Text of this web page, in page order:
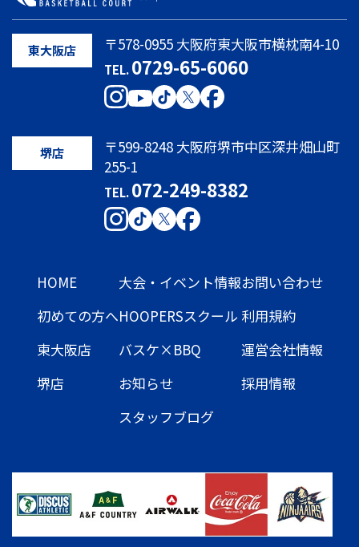
東大阪店 〒578-0955 大阪府東大阪市横枕南4-10
TEL.0729-65-6060
堺店
〒599-8248 大阪府堺市中区深井畑山町
255-1
TEL.072-249-8382
HOME
初めての方へ
東大阪店
堺店
大会・イベント情報
HOOPERSスクール
バスケ×BBQ
お知らせ
スタッフブログ
お問い合わせ
利用規約
運営会社情報
採用情報